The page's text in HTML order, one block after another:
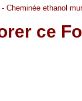
- Cheminée ethanol
ce